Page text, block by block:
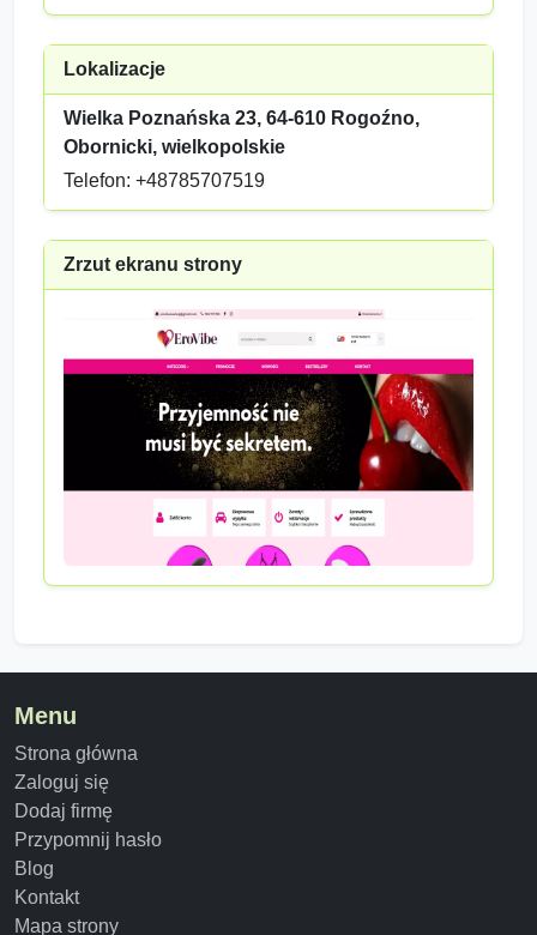
Lokalizacje
Wielka Poznańska 23, 64-610 Rogoźno,
Obornicki, wielkopolskie
Telefon: +48785707519
Zrzut ekranu strony
Menu
Strona główna
Zaloguj się
Dodaj firmę
Przypomnij hasło
Blog
Kontakt
Mapa strony